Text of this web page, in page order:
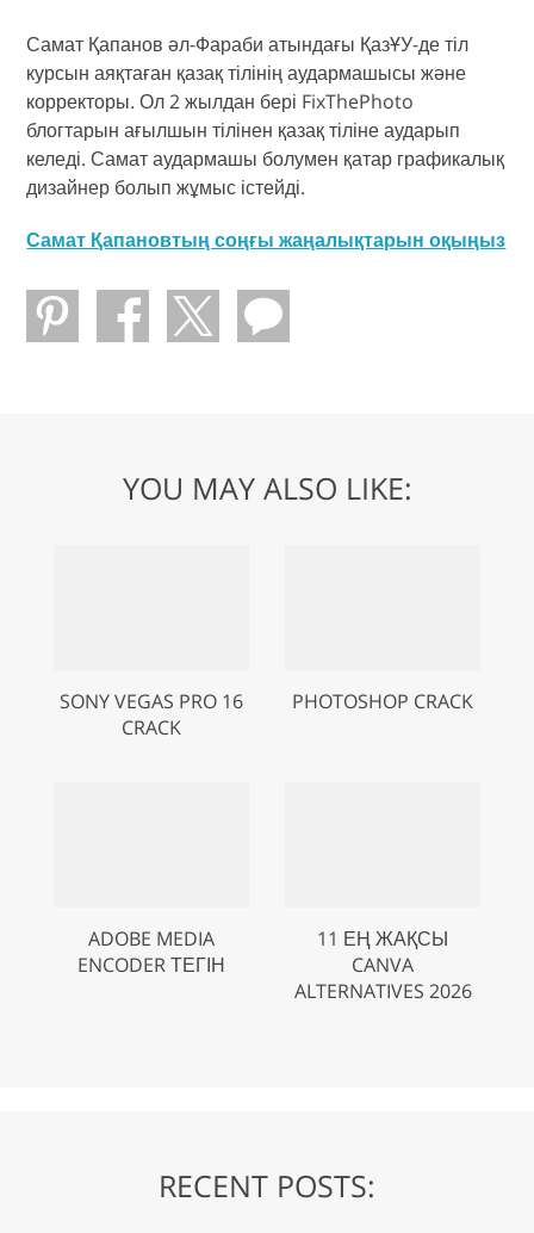
Самат Қапанов әл-Фараби атындағы ҚазҰУ-де тіл
курсын аяқтаған қазақ тілінің аудармашысы және
корректоры. Ол 2 жылдан бері FixThePhoto
блогтарын ағылшын тілінен қазақ тіліне аударып
келеді. Самат аудармашы болумен қатар графикалық
дизайнер болып жұмыс істейді.
Самат Қапановтың соңғы жаңалықтарын оқыңыз
YOU MAY ALSO LIKE:
SONY VEGAS PRO 16
CRACK
PHOTOSHOP CRACK
ADOBE MEDIA
ENCODER ТЕГІН
11 ЕҢ ЖАҚСЫ
CANVA
ALTERNATIVES 2026
RECENT POSTS: